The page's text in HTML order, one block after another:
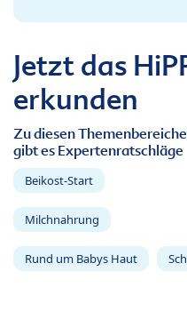
Jetzt das
erkunden
Zu diesen
gibt es Expertenratschläge
Beikost-Start
Milchnahrung
Rund um Babys Haut